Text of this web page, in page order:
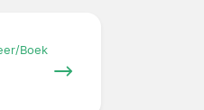
Boek